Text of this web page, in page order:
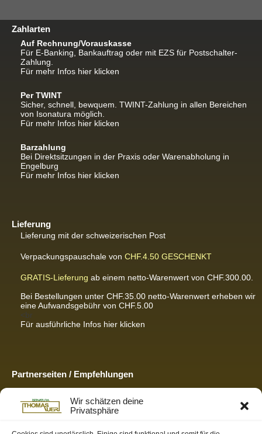
Wir schätzen deine
Privatsphäre
Zahlarten
Auf Rechnung/Vorauskasse
Für E-Banking, Bankauftrag oder mit EZS für Postschalter-
Zahlung.
Für mehr Infos hier klicken
Per TWINT
Sicher, schnell, bewquem. TWINT-Zahlung in allen Bereichen
von Isonatura möglich.
Für mehr Infos hier klicken
Barzahlung
Bei Direktsitzungen in der Praxis oder Warenabholung in
Engelburg
Für mehr Infos hier klicken
Lieferung
Lieferung mit der schweizerischen Post
Verpackungspauschale von CHF.4.50 GESCHENKT
GRATIS-Lieferung ab einem netto-Warenwert von CHF.300.00.
Bei Bestellungen unter CHF.35.00 netto-Warenwert erheben wir
eine Aufwandsgebühr von CHF.5.00
<br
Für ausführliche Infos hier klicken
Partnerseiten / Empfehlungen
Massagen und Kosmetik. Gönnen Sie sich was Gutes.
Ihr Partner für zukunftsorientierte Informatik